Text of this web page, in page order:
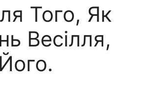
Того, Як
Весілля,